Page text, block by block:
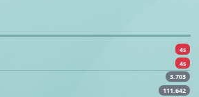
4s
4s
3.703
111.642